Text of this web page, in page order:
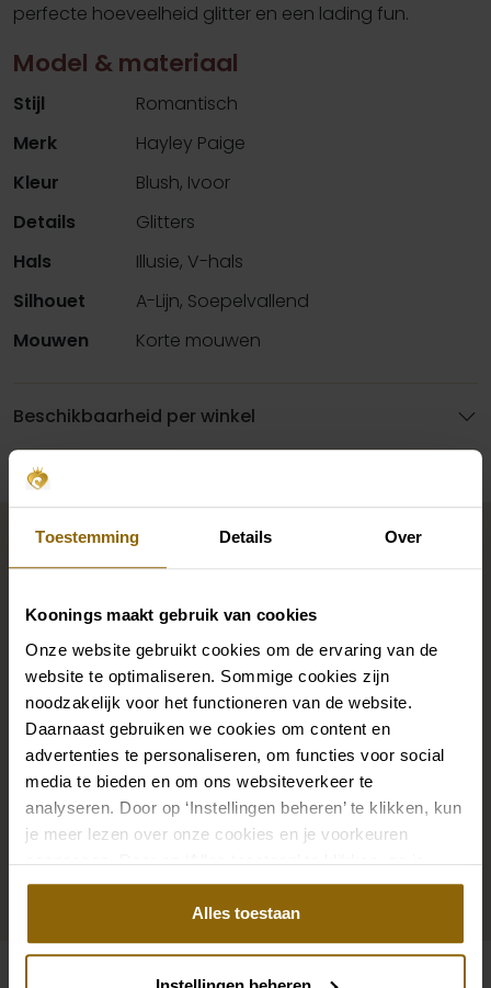
Toestemming Details Over
Koonings maakt gebruik van cookies
Onze website gebruikt cookies om de ervaring van de
website te optimaliseren. Sommige cookies zijn
noodzakelijk voor het functioneren van de website.
Daarnaast gebruiken we cookies om content en
advertenties te personaliseren, om functies voor social
media te bieden en om ons websiteverkeer te
analyseren. Door op ‘Instellingen beheren’ te klikken, kun
je meer lezen over onze cookies en je voorkeuren
aanpassen. Door op ‘Alles toestaan’ te klikken, ga je
akkoord met het gebruik van alle cookies.
Alles toestaan
perfecte hoeveelheid glitter en een lading fun.
Model & materiaal
Stijl
Romantisch
Merk
Hayley Paige
Kleur
Blush, Ivoor
Details
Glitters
Hals
Illusie, V-hals
Silhouet
A-Lijn, Soepelvallend
Mouwen
Korte mouwen
Beschikbaarheid per winkel
Maak jouw bridallook
compleet
De perfecte trouwschoenen voor onder je trouwjurk,
maar ook kettingen, armbanden en oorbellen die
precies bij je bruidsjurk passen of een prachtige sluier,
haarband of haarspeld voor je bruidskapsel: jouw
bruidslook is pas af met bijpassende accessoires. Met
onze grote accessoire winkel met accessoires voor
bruid en bruidegom vind je de perfecte match met
jouw jurk of trouwkostuum.
Ga naar accessoires